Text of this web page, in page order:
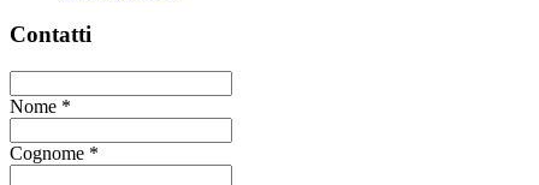
Contatti
Nome *
Cognome *